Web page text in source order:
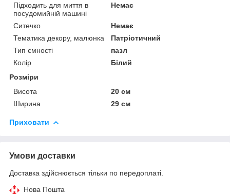
Підходить для миття в
посудомийній машині
Немає
Ситечко
Немає
Тематика декору, малюнка
Патріотичний
Тип ємності
пазл
Колір
Білий
Розміри
Висота
20 см
Ширина
29 см
Приховати
Умови доставки
Доставка здійснюється тільки по передоплаті.
Нова Пошта